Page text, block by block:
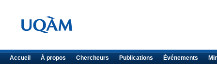
Accueil À propos Chercheurs Publications Événements